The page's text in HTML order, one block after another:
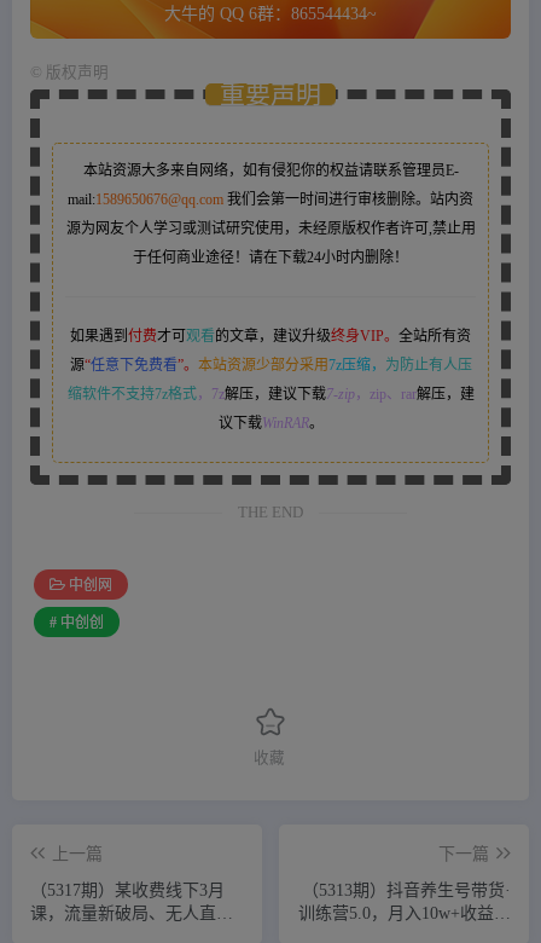
大牛的 QQ 6群：865544434~
版权声明
重要声明
本站资源大多来自网络，如有侵犯你的权益请联系管理员E-
mail:1589650676@qq.com 我们会第一时间进行审核删除。站内资
源为网友个人学习或测试研究使用，未经原版权作者许可,禁止用
于任何商业途径！请在下载24小时内删除！
如果遇到 付费才可 观看 的文章，建议升级终身VIP。 全站所有资
源“任意下免费看”。 本站资源少部分采用7z压缩，
为防止有人压
缩软件不支持7z格式，7z解压，建议下载7-zip，zip、rar解压，建
议下载WinRAR。
THE END
中创网
# 中创创
收藏
上一篇
（5317期）某收费线下3月
课，流量新破局、无人直播
下一篇
（5313期）抖音养生号带货·
训练营5.0，月入10w+收益更